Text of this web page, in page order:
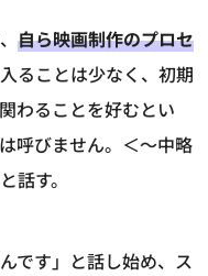
自ら映画制作のプロセ
ることは少なく、初期
わることを好むとい
呼びません。＜～中略
す。
です」と話し始め、ス